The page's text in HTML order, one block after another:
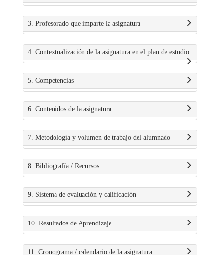
3. Profesorado que imparte la asignatura
4. Contextualización de la asignatura en el plan de estudio
5. Competencias
6. Contenidos de la asignatura
7. Metodología y volumen de trabajo del alumnado
8. Bibliografía / Recursos
9. Sistema de evaluación y calificación
10. Resultados de Aprendizaje
11. Cronograma / calendario de la asignatura